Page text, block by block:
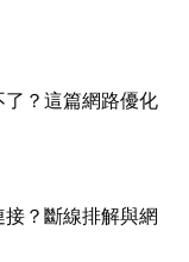
？這篇網路優化
？斷線排解與網